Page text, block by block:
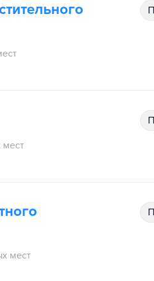
мест